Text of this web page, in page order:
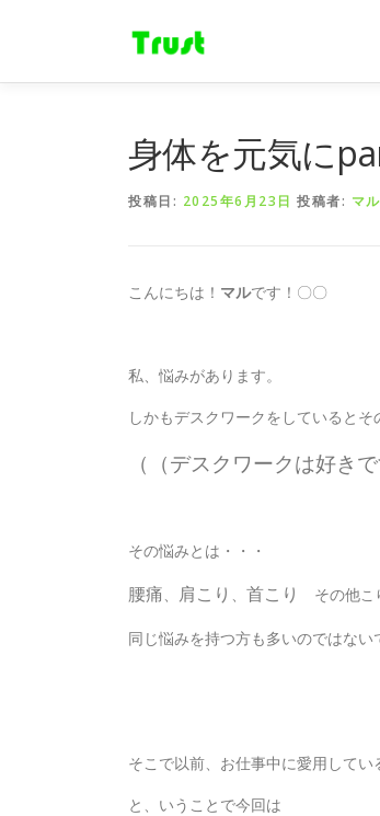
ン
身体を元気に
投稿日: 2025年6月23日 投稿者: マル
こんにちは！ マルです！〇〇
私、悩みがあります。
しかもデスクワークをしているとそ
（（デスクワークは好きで
その悩みとは・・・
腰痛、 肩こり 、 首こり その他こ
同じ悩みを持つ方も多いのではない
そこで以前、お仕事中に愛用してい
と、いうことで今回は